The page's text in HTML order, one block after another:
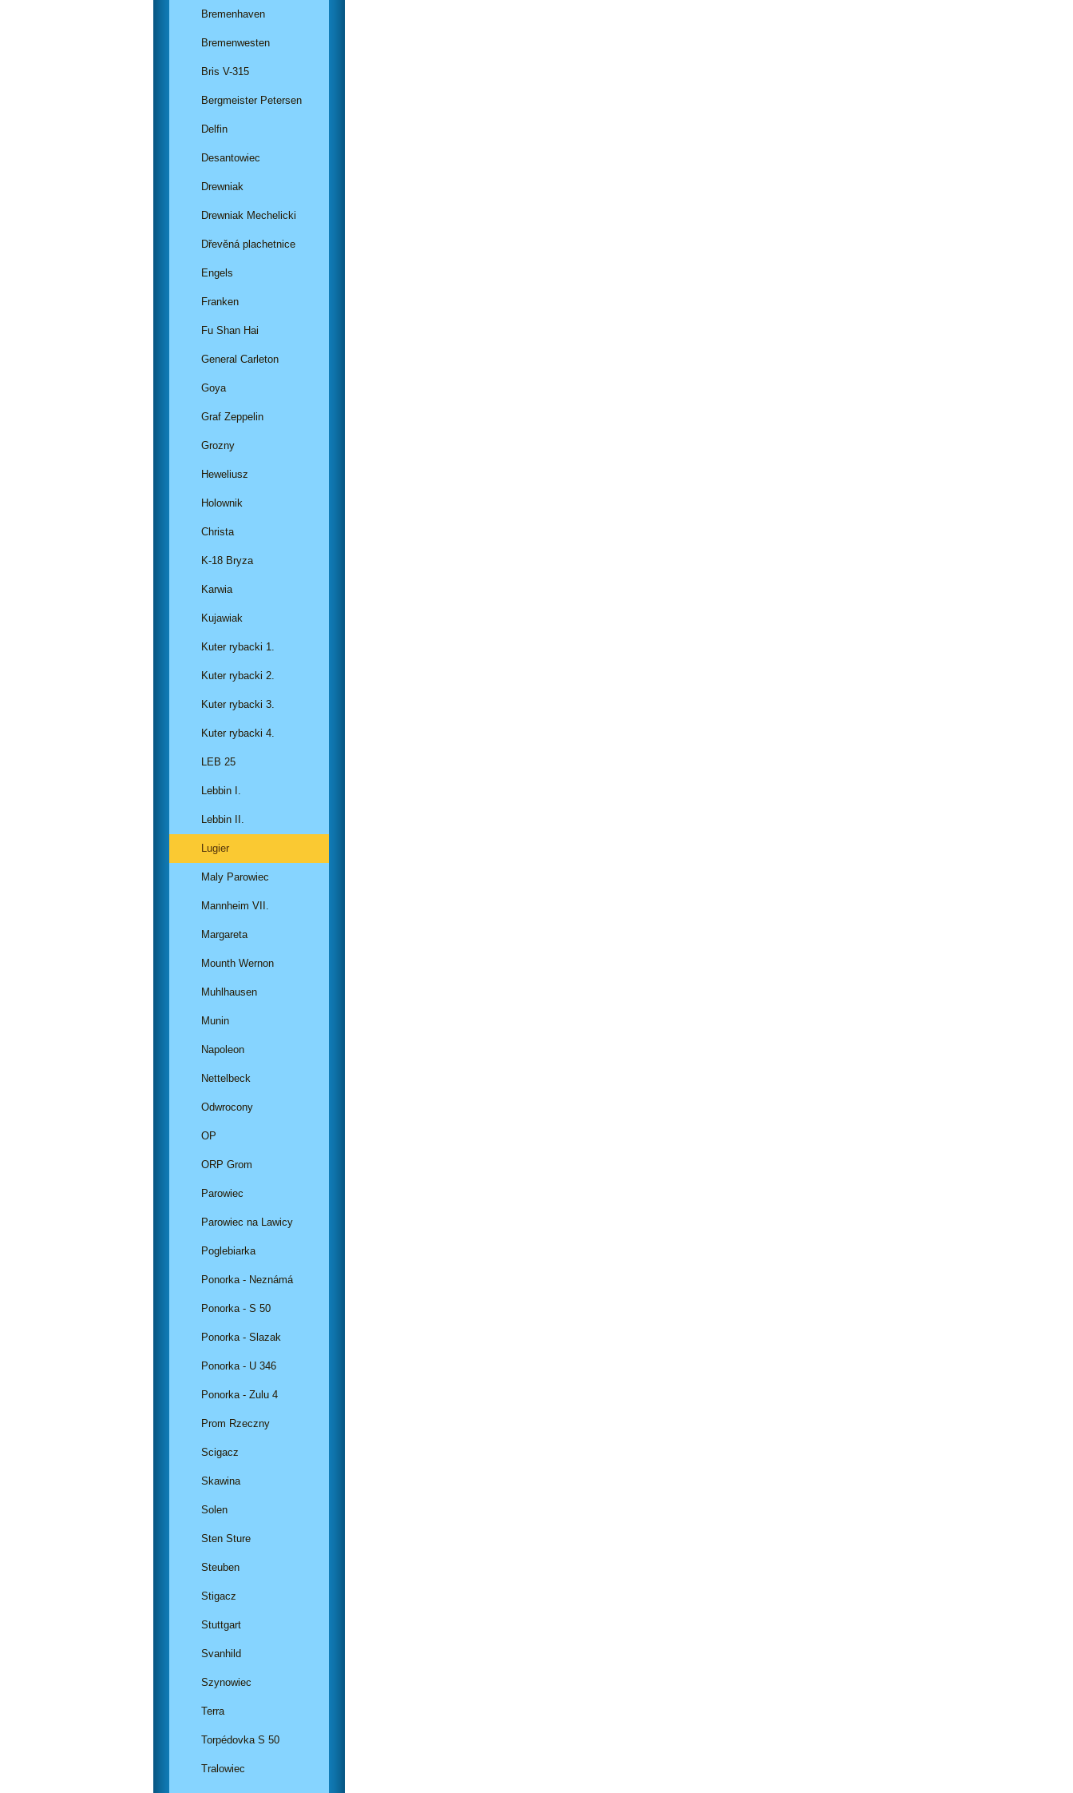
Bremenhaven
Bremenwesten
Bris V-315
Bergmeister Petersen
Delfin
Desantowiec
Drewniak
Drewniak Mechelicki
Dřevěná plachetnice
Engels
Franken
Fu Shan Hai
General Carleton
Goya
Graf Zeppelin
Grozny
Heweliusz
Holownik
Christa
K-18 Bryza
Karwia
Kujawiak
Kuter rybacki 1.
Kuter rybacki 2.
Kuter rybacki 3.
Kuter rybacki 4.
LEB 25
Lebbin I.
Lebbin II.
Lugier
Maly Parowiec
Mannheim VII.
Margareta
Mounth Wernon
Muhlhausen
Munin
Napoleon
Nettelbeck
Odwrocony
OP
ORP Grom
Parowiec
Parowiec na Lawicy
Poglebiarka
Ponorka - Neznámá
Ponorka - S 50
Ponorka - Slazak
Ponorka - U 346
Ponorka - Zulu 4
Prom Rzeczny
Scigacz
Skawina
Solen
Sten Sture
Steuben
Stigacz
Stuttgart
Svanhild
Szynowiec
Terra
Torpédovka S 50
Tralowiec